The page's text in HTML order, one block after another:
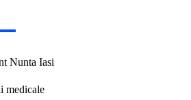
Nunta Iasi
medicale